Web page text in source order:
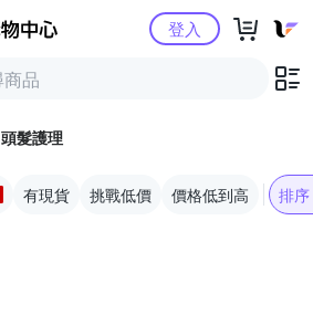
Yahoo購物中心登入
頭髮護理
有現貨 挑戰低價 價格低到高 排序